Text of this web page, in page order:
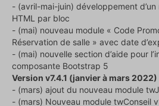
- (avril-mai-juin) développement
HTML par bloc
- (mai) nouveau module « Code
Réservation de salle » avec date
- (mai) nouvelle section d’aide pour
composante Bootstrap 5
Version v7.4.1 (janvier à mars 2022)
- (mars) ajout du nouveau module
- (mars) Nouveau module twConseil